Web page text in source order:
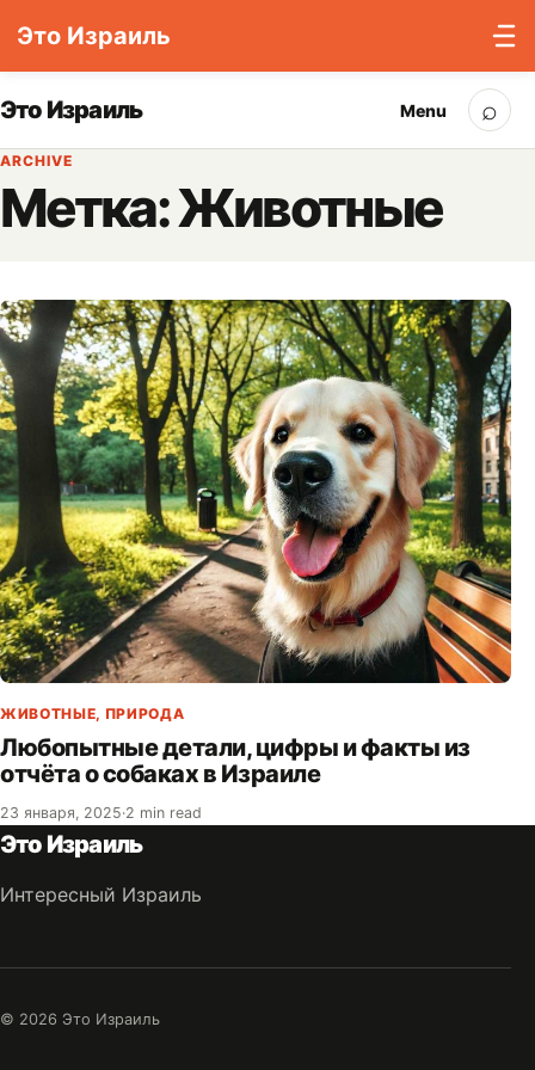
Это Израиль
Это Израиль Menu ⌕
ARCHIVE
Метка:Животные
ЖИВОТНЫЕ, ПРИРОДА
Любопытные детали, цифры и факты из
отчёта о собаках в Израиле
23 января, 2025·2 min read
Это Израиль
Интересный Израиль
© 2026 Это Израиль